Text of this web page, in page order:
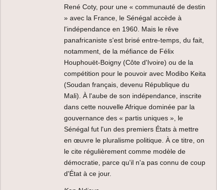
René Coty, pour une « communauté de destin
» avec la France, le Sénégal accède à
l'indépendance en 1960. Mais le rêve
panafricaniste s'est brisé entre-temps, du fait,
notamment, de la méfiance de Félix
Houphouët-Boigny (Côte d'Ivoire) ou de la
compétition pour le pouvoir avec Modibo Keita
(Soudan français, devenu République du
Mali). À l'aube de son indépendance, inscrite
dans cette nouvelle Afrique dominée par la
gouvernance des « partis uniques », le
Sénégal fut l'un des premiers États à mettre
en œuvre le pluralisme politique. À ce titre, on
le cite régulièrement comme modèle de
démocratie, parce qu'il n'a pas connu de coup
d'État à ce jour.